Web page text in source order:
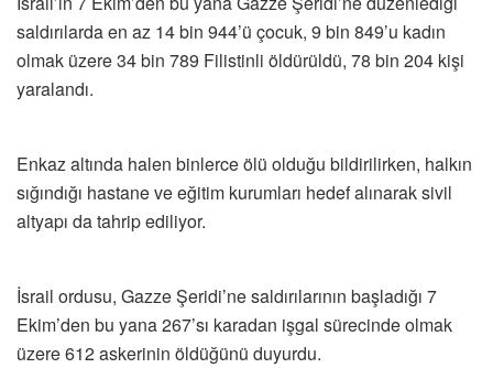
saldırılarda en az 14 bin 944’ü çocuk, 9 bin 849’u kadın
olmak üzere 34 bin 789 Filistinli öldürüldü, 78 bin 204 kişi
yaralandı.
Enkaz altında halen binlerce ölü olduğu bildirilirken, halkın
sığındığı hastane ve eğitim kurumları hedef alınarak sivil
altyapı da tahrip ediliyor.
İsrail ordusu, Gazze Şeridi’ne saldırılarının başladığı 7
Ekim’den bu yana 267’sı karadan işgal sürecinde olmak
üzere 612 askerinin öldüğünü duyurdu.